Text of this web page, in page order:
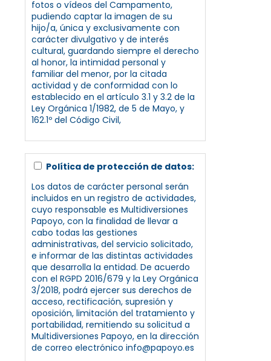
fotos o vídeos del Campamento,
pudiendo captar la imagen de su
hijo/a, única y exclusivamente con
carácter divulgativo y de interés
cultural, guardando siempre el derecho
al honor, la intimidad personal y
familiar del menor, por la citada
actividad y de conformidad con lo
establecido en el artículo 3.1 y 3.2 de la
Ley Orgánica 1/1982, de 5 de Mayo, y
162.1º del Código Civil,
Política de protección de datos:
Los datos de carácter personal serán
incluidos en un registro de actividades,
cuyo responsable es Multidiversiones
Papoyo, con la finalidad de llevar a
cabo todas las gestiones
administrativas, del servicio solicitado,
e informar de las distintas actividades
que desarrolla la entidad. De acuerdo
con el RGPD 2016/679 y la Ley Orgánica
3/2018, podrá ejercer sus derechos de
acceso, rectificación, supresión y
oposición, limitación del tratamiento y
portabilidad, remitiendo su solicitud a
Multidiversiones Papoyo, en la dirección
de correo electrónico info@papoyo.es